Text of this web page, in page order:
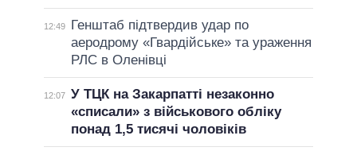
12:49
Генштаб підтвердив удар по
аеродрому «Гвардійське» та ураження
РЛС в Оленівці
12:07 У ТЦК на Закарпатті незаконно
«списали» з військового обліку
понад 1,5 тисячі чоловіків